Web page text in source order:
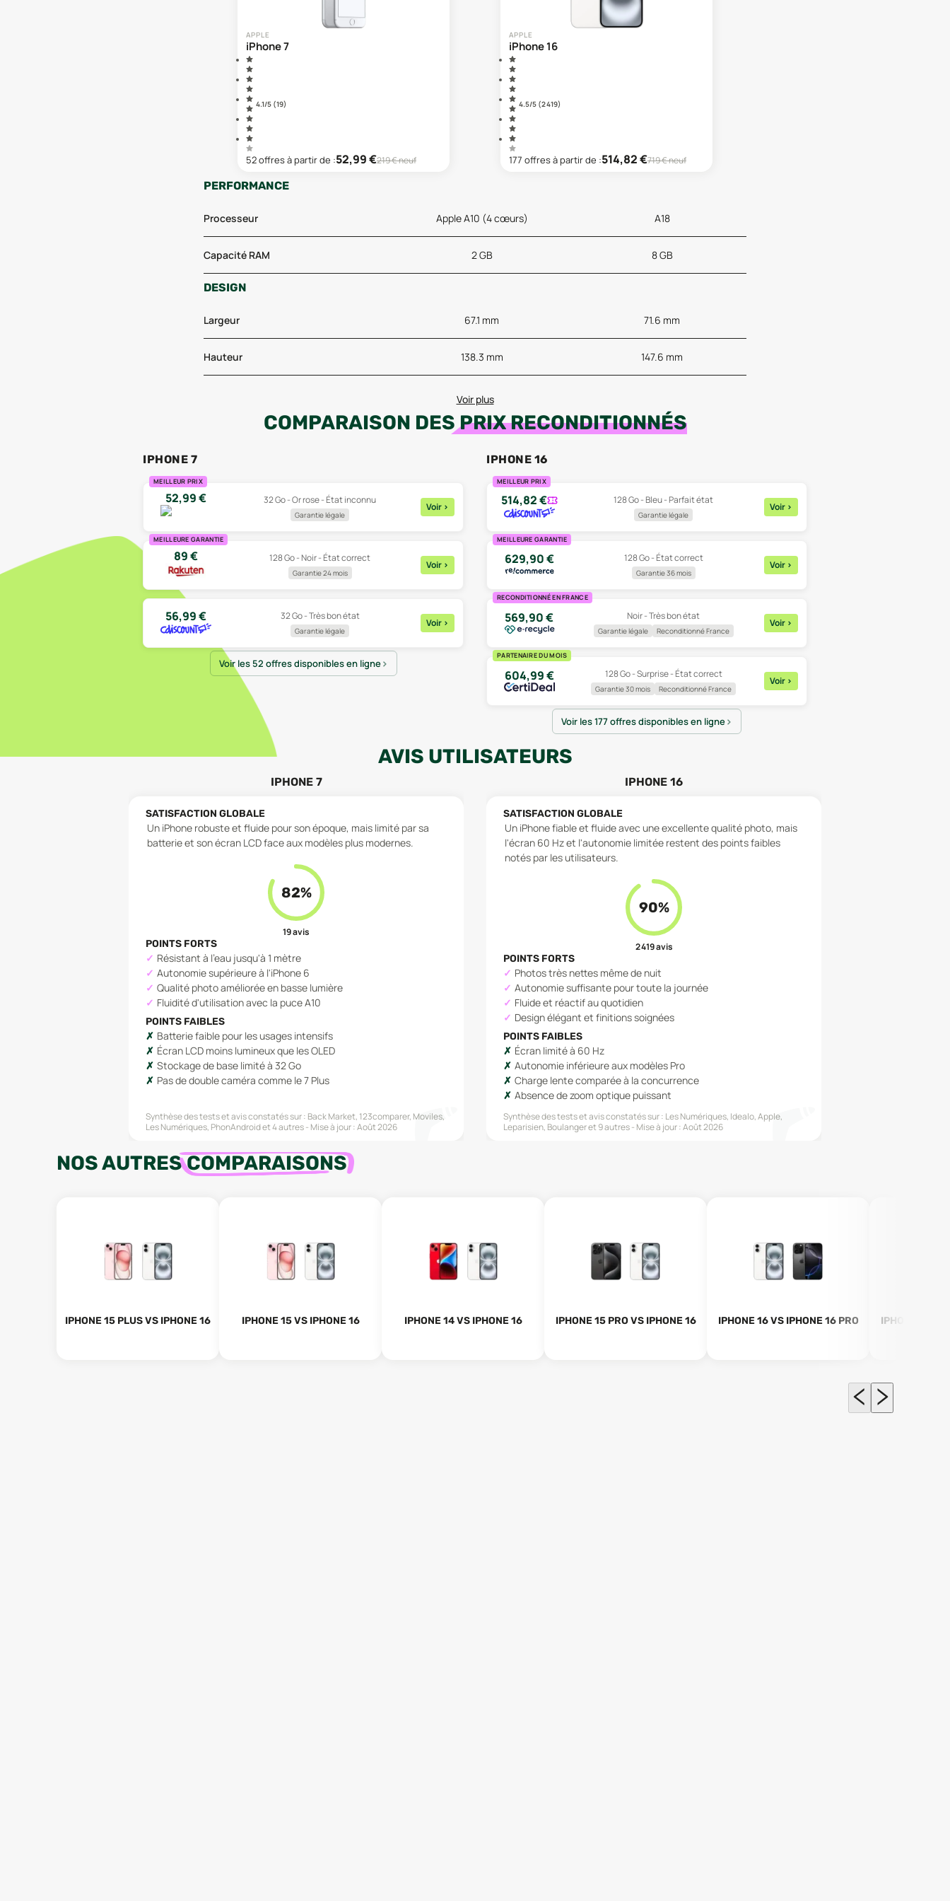
APPLE
iPhone 7
4.1/5 (19)
52offresà partir de :52,99€219€ neuf
APPLE
iPhone 16
4.5/5 (2 419)
177 offresà partir de :514,82€719€ neuf
PERFORMANCE
Processeur Apple A10 (4 cœurs) A18
Capacité RAM 2 GB 8 GB
DESIGN
Largeur 67.1 mm 71.6 mm
Hauteur 138.3 mm 147.6 mm
Voir plus
COMPARAISON DESPRIX RECONDITIONNÉS
IPHONE 7
MEILLEUR PRIX
52,99€ 32 Go - Or rose - État inconnu
Garantie légale
Voir >
MEILLEURE GARANTIE
89€ 128 Go - Noir - État correct
Garantie 24 mois
Voir >
56,99€ 32 Go - Très bon état
Garantie légale
Voir >
Voir les 52 offres disponibles en ligne
IPHONE 16
MEILLEUR PRIX
514,82€ 128 Go - Bleu - Parfait état
Garantie légale
Voir >
MEILLEURE GARANTIE
629,90€ 128 Go - État correct
Garantie 36 mois
Voir >
RECONDITIONNÉ EN FRANCE
569,90€ Noir - Très bon état
Garantie légale Reconditionné France
Voir >
PARTENAIRE DU MOIS
604,99€ 128 Go - Surprise - État correct
Garantie 30 mois Reconditionné France
Voir >
Voir les 177 offres disponibles en ligne
AVIS UTILISATEURS
IPHONE 7
SATISFACTION GLOBALE
Un iPhone robuste et fluide pour son époque, mais limité par sa
batterie et son écran LCD face aux modèles plus modernes.
82%
19avis
POINTS FORTS
Résistant à l'eau jusqu'à 1 mètre
Autonomie supérieure à l'iPhone 6
Qualité photo améliorée en basse lumière
Fluidité d'utilisation avec la puce A10
POINTS FAIBLES
Batterie faible pour les usages intensifs
Écran LCD moins lumineux que les OLED
Stockage de base limité à 32 Go
Pas de double caméra comme le 7 Plus
Synthèse des tests et avis constatés sur : Back Market, 123comparer, Moviles,
Les Numériques, PhonAndroidet 4 autres Mise à jour :Août 2026
IPHONE 16
SATISFACTION GLOBALE
Un iPhone fiable et fluide avec une excellente qualité photo, mais
l'écran 60 Hz et l'autonomie limitée restent des points faibles
notés par les utilisateurs.
90%
2 419avis
POINTS FORTS
Photos très nettes même de nuit
Autonomie suffisante pour toute la journée
Fluide et réactif au quotidien
Design élégant et finitions soignées
POINTS FAIBLES
Écran limité à 60 Hz
Autonomie inférieure aux modèles Pro
Charge lente comparée à la concurrence
Absence de zoom optique puissant
Synthèse des tests et avis constatés sur : Les Numériques, Idealo, Apple,
Leparisien, Boulangeret 9 autres Mise à jour :Août 2026
NOS AUTRESCOMPARAISONS
IPHONE 15 PLUS VS IPHONE 16 IPHONE 15 VS IPHONE 16 IPHONE 14 VS IPHONE 16 IPHONE 15 PRO VS IPHONE 16 IPHONE 16 VS IPHONE 16 PRO
IPHONE 16 VS